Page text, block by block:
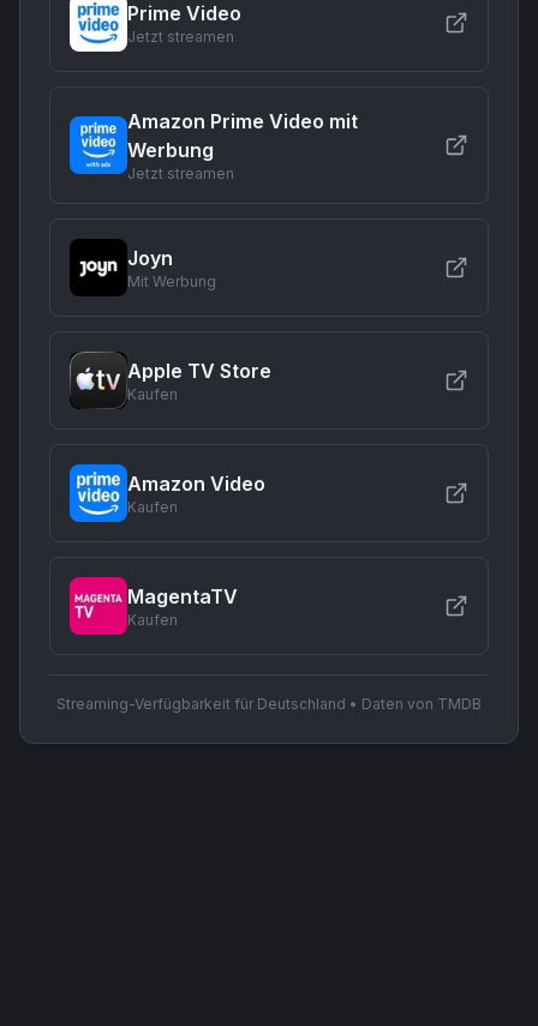
Prime Video
Jetzt streamen
Amazon Prime Video mit
Werbung
Jetzt streamen
Joyn
Mit Werbung
Apple TV Store
Kaufen
Amazon Video
Kaufen
MagentaTV
Kaufen
Streaming-Verfügbarkeit für Deutschland • Daten von TMDB